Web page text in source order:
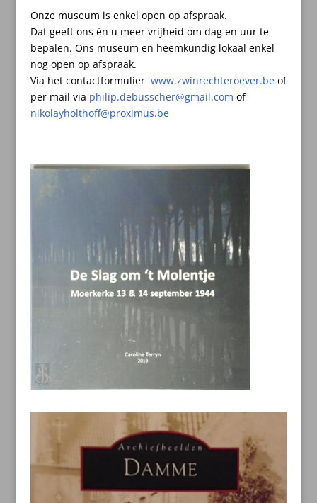
Onze museum is enkel open op afspraak.
Dat geeft ons én u meer vrijheid om dag en uur te
bepalen. Ons museum en heemkundig lokaal enkel
nog open op afspraak.
Via het contactformulier www.zwinrechteroever.be of
per mail via philip.debusscher@gmail.com of
nikolayholthoff@proximus.be